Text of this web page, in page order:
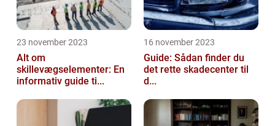
23 november 2023
Alt om
skillevægselementer: En
informativ guide ti...
16 november 2023
Guide: Sådan finder du
det rette skadecenter til
d...